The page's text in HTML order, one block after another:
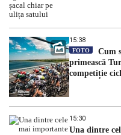
15:38
FOTO
Cum
primească
competiție
15:30
Una dintre